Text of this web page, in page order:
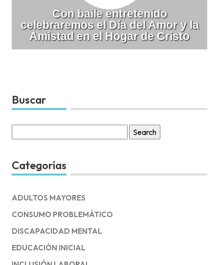
Con baile entretenido
celebraremos el Día del Amor y la
Amistad en el Hogar de Cristo
Buscar
for:
Categorías
ADULTOS MAYORES
CONSUMO PROBLEMÁTICO
DISCAPACIDAD MENTAL
EDUCACIÓN INICIAL